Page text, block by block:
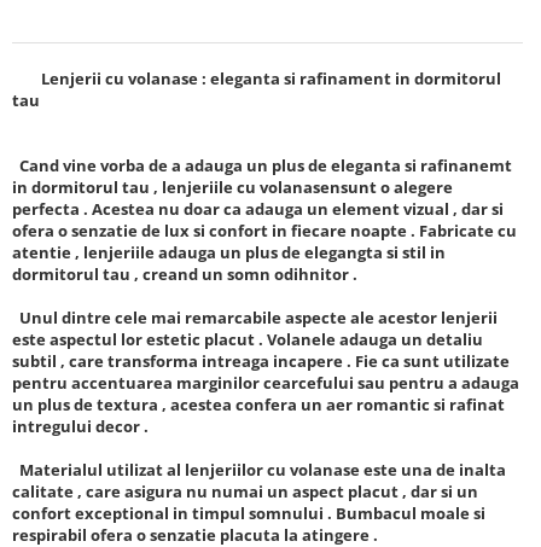
Lenjerii cu volanase : eleganta si rafinament in dormitorul
tau
Cand vine vorba de a adauga un plus de eleganta si rafinanemt
in dormitorul tau , lenjeriile cu volanasensunt o alegere
perfecta . Acestea nu doar ca adauga un element vizual , dar si
ofera o senzatie de lux si confort in fiecare noapte . Fabricate cu
atentie , lenjeriile adauga un plus de elegangta si stil in
dormitorul tau , creand un somn odihnitor .
Unul dintre cele mai remarcabile aspecte ale acestor lenjerii
este aspectul lor estetic placut . Volanele adauga un detaliu
subtil , care transforma intreaga incapere . Fie ca sunt utilizate
pentru accentuarea marginilor cearcefului sau pentru a adauga
un plus de textura , acestea confera un aer romantic si rafinat
intregului decor .
Materialul utilizat al lenjeriilor cu volanase este una de inalta
calitate , care asigura nu numai un aspect placut , dar si un
confort exceptional in timpul somnului . Bumbacul moale si
respirabil ofera o senzatie placuta la atingere .